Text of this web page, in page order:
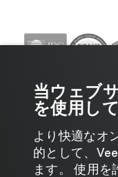
当ウェブ
を使用し
より快適なオ
的として、
ます。 使用